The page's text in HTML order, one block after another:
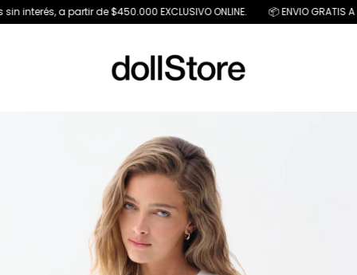
a partir de $450.000 EXCLUSIVO ONLINE. 📦 ENVIO GRATIS A